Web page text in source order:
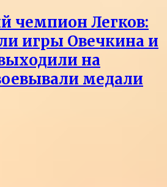
чемпион Легков:
игры Овечкина и
на
медали